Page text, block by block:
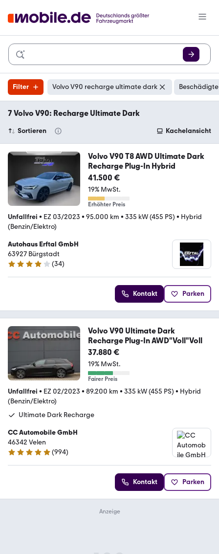
Filter Volvo V90 recharge ultimate dark
7 Volvo V90: Recharge Ultimate Dark
Sortieren Kachelansicht
Volvo V90 T8 AWD Ultimate Dark
Recharge Plug-In Hybrid
41.500 €
19% MwSt.
Erhöhter Preis
Unfallfrei • EZ 03/2023 • 95.000 km • 335 kW (455 PS) • Hybrid
(Benzin/Elektro)
Autohaus Erftal GmbH
63927 Bürgstadt
4.1 Sterne
(34)
Kontakt Parken
Volvo V90 Ultimate Dark
Recharge Plug-In AWD"Voll"Voll
37.880 €
19% MwSt.
Fairer Preis
Unfallfrei • EZ 02/2023 • 89.200 km • 335 kW (455 PS) • Hybrid
(Benzin/Elektro)
Ultimate Dark Recharge
CC Automobile GmbH
46342 Velen
5 Sterne
(994)
Kontakt Parken